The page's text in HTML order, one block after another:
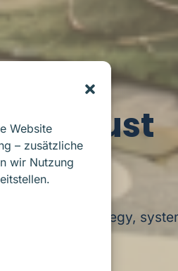
Website
– zusätzliche
wir Nutzung
of just
– with strategy,